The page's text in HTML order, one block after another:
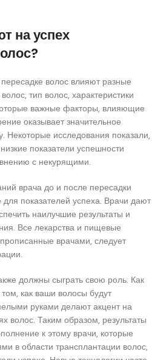
на успех
волос влияют разные
тип волос, характеристики
важные факторы, влияющие
оказывает значительное
Некоторые исследования показали,
показатели успешности
с некурящими.
врача до и после пересадки
показателей успеха. Врачи дают
наилучшие результаты и
Все лекарства и пищевые
врачами, следует
должны сыграть свою роль. Как
как ваши волосы будут
руками делают акцент на
волос. Таким образом, результаты
к этому врачи, которые
в области трансплантации волос,